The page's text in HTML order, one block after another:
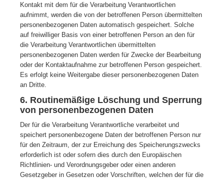
Kontakt mit dem für die Verarbeitung Verantwortlichen
aufnimmt, werden die von der betroffenen Person übermittelten
personenbezogenen Daten automatisch gespeichert. Solche
auf freiwilliger Basis von einer betroffenen Person an den für
die Verarbeitung Verantwortlichen übermittelten
personenbezogenen Daten werden für Zwecke der Bearbeitung
oder der Kontaktaufnahme zur betroffenen Person gespeichert.
Es erfolgt keine Weitergabe dieser personenbezogenen Daten
an Dritte.
6. Routinemäßige Löschung und Sperrung
von personenbezogenen Daten
Der für die Verarbeitung Verantwortliche verarbeitet und
speichert personenbezogene Daten der betroffenen Person nur
für den Zeitraum, der zur Erreichung des Speicherungszwecks
erforderlich ist oder sofern dies durch den Europäischen
Richtlinien- und Verordnungsgeber oder einen anderen
Gesetzgeber in Gesetzen oder Vorschriften, welchen der für die